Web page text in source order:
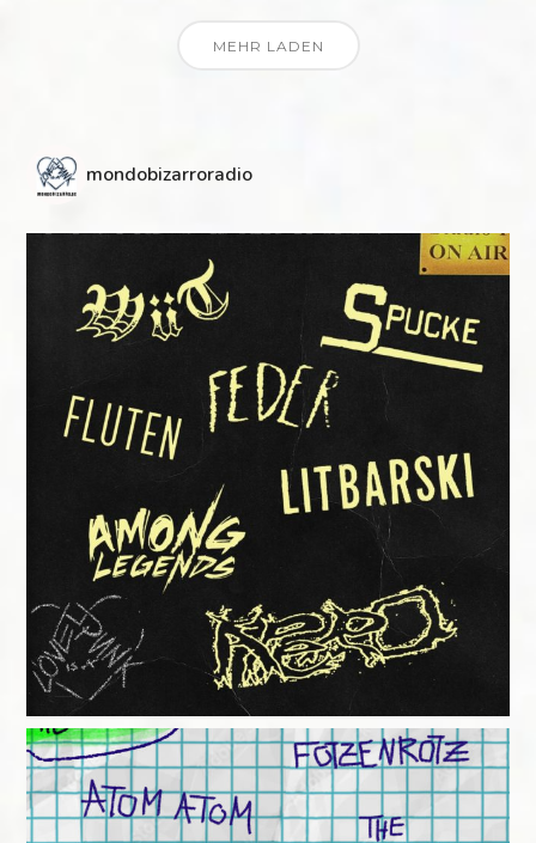
MEHR LADEN
mondobizarroradio